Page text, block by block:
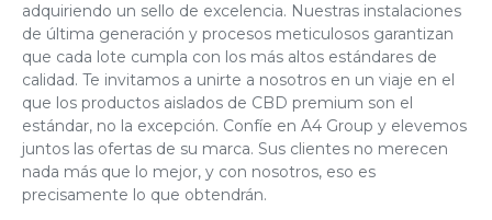
adquiriendo un sello de excelencia. Nuestras instalaciones
de última generación y procesos meticulosos garantizan
que cada lote cumpla con los más altos estándares de
calidad. Te invitamos a unirte a nosotros en un viaje en el
que los productos aislados de CBD premium son el
estándar, no la excepción. Confíe en A4 Group y elevemos
juntos las ofertas de su marca. Sus clientes no merecen
nada más que lo mejor, y con nosotros, eso es
precisamente lo que obtendrán.